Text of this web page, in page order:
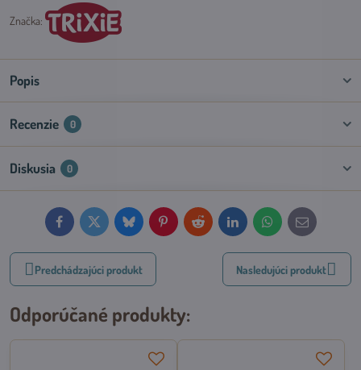
Značka:
Popis
Recenzie 0
Diskusia 0
FacebookTwitter BlueskyPinterestReddit LinkedInWhatsApp
E-
mail
Predchádzajúci produkt Nasledujúci produkt
Odporúčané produkty: